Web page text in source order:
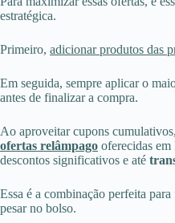
estratégica.
Primeiro, adicionar produtos das
Em seguida, sempre aplicar o
antes de finalizar a compra.
Ao aproveitar cupons
ofertas relâmpago oferecidas em
descontos significativos e até
Essa é a combinação perfeita
pesar no bolso.